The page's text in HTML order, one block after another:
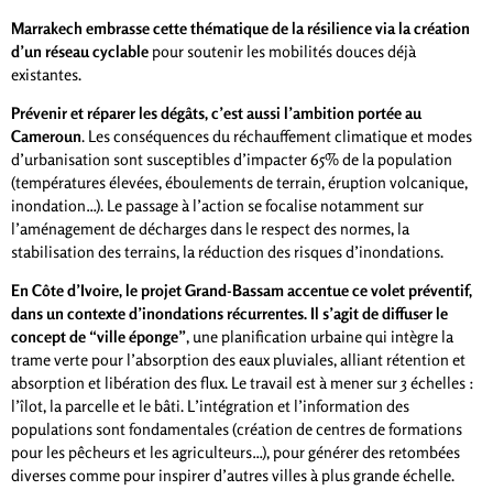
Marrakech embrasse cette thématique de la résilience via la création
d’un réseau cyclable pour soutenir les mobilités douces déjà
existantes.
Prévenir et réparer les dégâts, c’est aussi l’ambition portée au
Cameroun. Les conséquences du réchauffement climatique et modes
d’urbanisation sont susceptibles d’impacter 65% de la population
(températures élevées, éboulements de terrain, éruption volcanique,
inondation…). Le passage à l’action se focalise notamment sur
l’aménagement de décharges dans le respect des normes, la
stabilisation des terrains, la réduction des risques d’inondations.
En Côte d’Ivoire, le projet Grand-Bassam accentue ce volet préventif,
dans un contexte d’inondations récurrentes. Il s’agit de diffuser le
concept de “ville éponge”, une planification urbaine qui intègre la
trame verte pour l’absorption des eaux pluviales, alliant rétention et
absorption et libération des flux. Le travail est à mener sur 3 échelles :
l’îlot, la parcelle et le bâti. L’intégration et l’information des
populations sont fondamentales (création de centres de formations
pour les pêcheurs et les agriculteurs…), pour générer des retombées
diverses comme pour inspirer d’autres villes à plus grande échelle.